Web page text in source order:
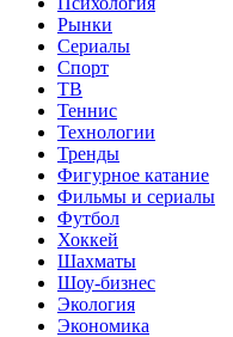
Рынки
Сериалы
Спорт
ТВ
Теннис
Технологии
Тренды
Фигурное катание
Фильмы и сериалы
Футбол
Хоккей
Шахматы
Шоу-бизнес
Экология
Экономика